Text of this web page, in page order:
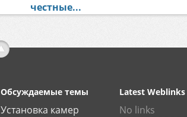
честные...
Обсуждаемые темы
Установка камер
Latest Weblinks
No links